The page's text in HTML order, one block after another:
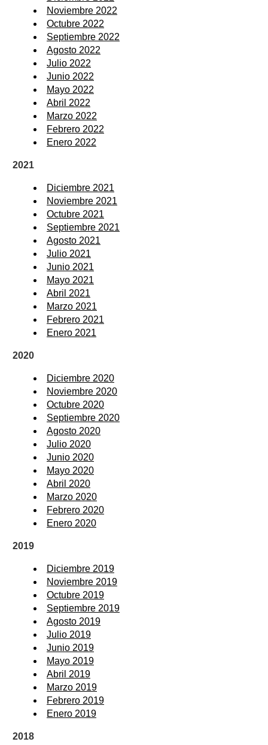
Noviembre 2022
Octubre 2022
Septiembre 2022
Agosto 2022
Julio 2022
Junio 2022
Mayo 2022
Abril 2022
Marzo 2022
Febrero 2022
Enero 2022
2021
Diciembre 2021
Noviembre 2021
Octubre 2021
Septiembre 2021
Agosto 2021
Julio 2021
Junio 2021
Mayo 2021
Abril 2021
Marzo 2021
Febrero 2021
Enero 2021
2020
Diciembre 2020
Noviembre 2020
Octubre 2020
Septiembre 2020
Agosto 2020
Julio 2020
Junio 2020
Mayo 2020
Abril 2020
Marzo 2020
Febrero 2020
Enero 2020
2019
Diciembre 2019
Noviembre 2019
Octubre 2019
Septiembre 2019
Agosto 2019
Julio 2019
Junio 2019
Mayo 2019
Abril 2019
Marzo 2019
Febrero 2019
Enero 2019
2018